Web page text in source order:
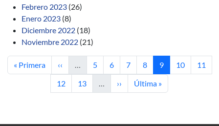
Febrero 2023 (26)
Enero 2023 (8)
Diciembre 2022 (18)
Noviembre 2022 (21)
Primera página
« Primera Página anterior
‹‹ … Página
5 Página
6 Página
7 Página
8 Página actual
9 Página
10 Página
11
Página
12 Página
13 … Siguiente página
›› Última página
Última »